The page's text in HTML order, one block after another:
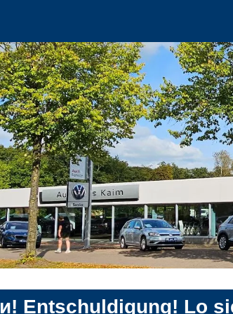
Entschuldigung! Lo